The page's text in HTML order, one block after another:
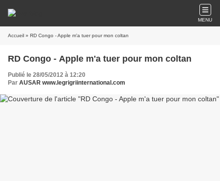
MENU
Accueil » RD Congo - Apple m'a tuer pour mon coltan
RD Congo - Apple m'a tuer pour mon coltan
Publié le 28/05/2012 à 12:20
Par AUSAR www.legrigriinternational.com